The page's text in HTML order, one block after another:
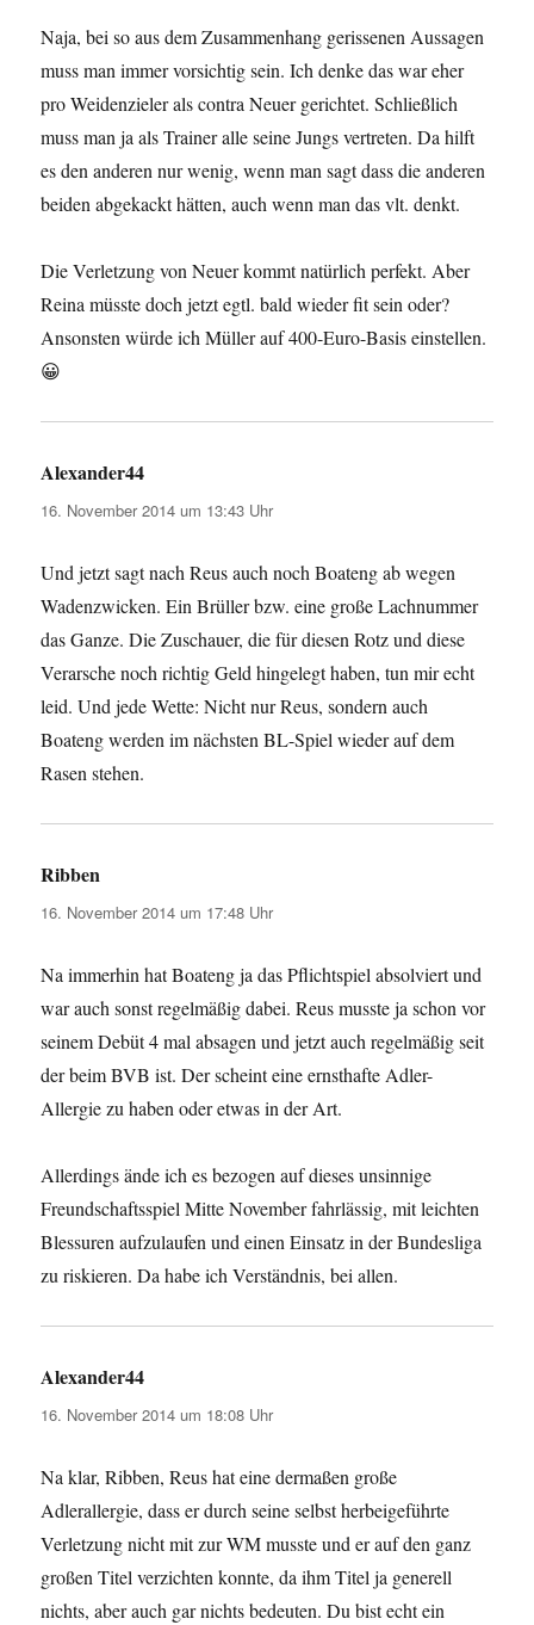
Naja, bei so aus dem Zusammenhang gerissenen Aussagen
muss man immer vorsichtig sein. Ich denke das war eher
pro Weidenzieler als contra Neuer gerichtet. Schließlich
muss man ja als Trainer alle seine Jungs vertreten. Da hilft
es den anderen nur wenig, wenn man sagt dass die anderen
beiden abgekackt hätten, auch wenn man das vlt. denkt.
Die Verletzung von Neuer kommt natürlich perfekt. Aber
Reina müsste doch jetzt egtl. bald wieder fit sein oder?
Ansonsten würde ich Müller auf 400-Euro-Basis einstellen.
😀
Alexander44
16. November 2014 um 13:43 Uhr
Und jetzt sagt nach Reus auch noch Boateng ab wegen
Wadenzwicken. Ein Brüller bzw. eine große Lachnummer
das Ganze. Die Zuschauer, die für diesen Rotz und diese
Verarsche noch richtig Geld hingelegt haben, tun mir echt
leid. Und jede Wette: Nicht nur Reus, sondern auch
Boateng werden im nächsten BL-Spiel wieder auf dem
Rasen stehen.
Ribben
16. November 2014 um 17:48 Uhr
Na immerhin hat Boateng ja das Pflichtspiel absolviert und
war auch sonst regelmäßig dabei. Reus musste ja schon vor
seinem Debüt 4 mal absagen und jetzt auch regelmäßig seit
der beim BVB ist. Der scheint eine ernsthafte Adler-
Allergie zu haben oder etwas in der Art.
Allerdings ände ich es bezogen auf dieses unsinnige
Freundschaftsspiel Mitte November fahrlässig, mit leichten
Blessuren aufzulaufen und einen Einsatz in der Bundesliga
zu riskieren. Da habe ich Verständnis, bei allen.
Alexander44
16. November 2014 um 18:08 Uhr
Na klar, Ribben, Reus hat eine dermaßen große
Adlerallergie, dass er durch seine selbst herbeigeführte
Verletzung nicht mit zur WM musste und er auf den ganz
großen Titel verzichten konnte, da ihm Titel ja generell
nichts, aber auch gar nichts bedeuten. Du bist echt ein